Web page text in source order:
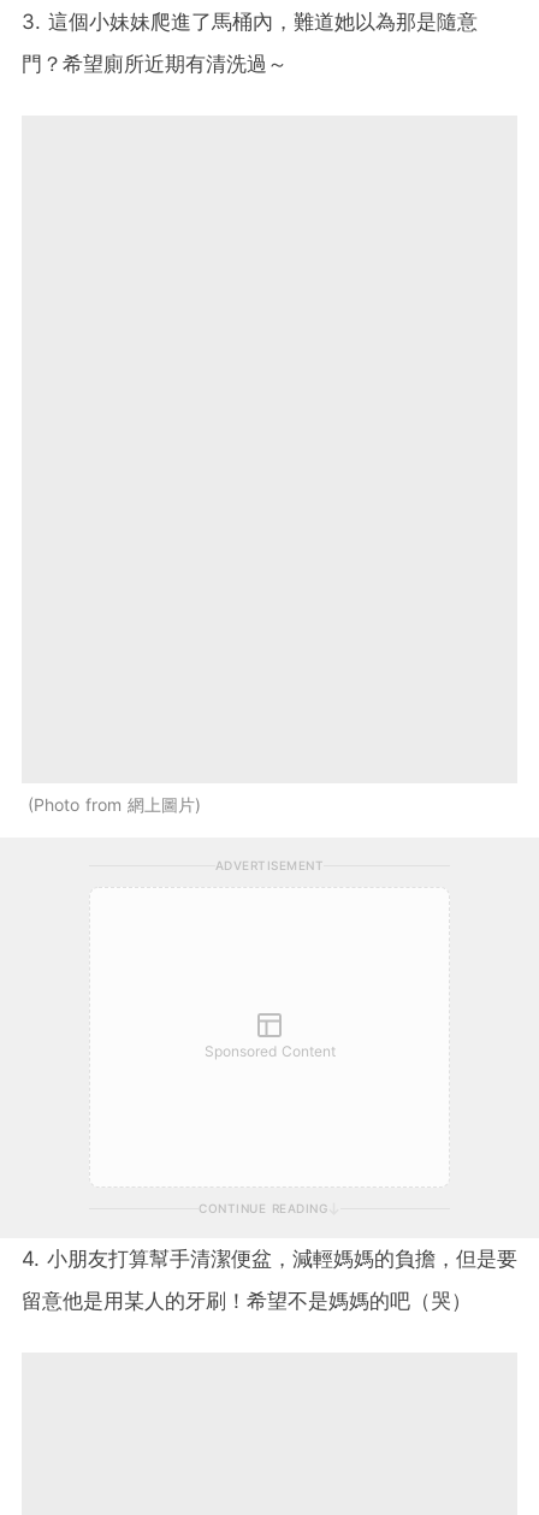
3. 這個小妹妹爬進了馬桶內，難道她以為那是隨意
門？希望廁所近期有清洗過～
Photo from 網上圖片
ADVERTISEMENT
Sponsored Content
CONTINUE READING
4. 小朋友打算幫手清潔便盆，減輕媽媽的負擔，但是要
留意他是用某人的牙刷！希望不是媽媽的吧（哭）